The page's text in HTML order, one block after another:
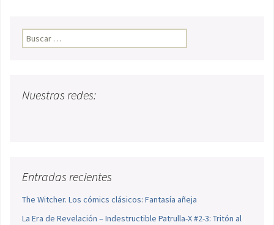
Buscar:
Nuestras redes:
Entradas recientes
The Witcher. Los cómics clásicos: Fantasía añeja
La Era de Revelación – Indestructible Patrulla-X #2-3: Tritón al